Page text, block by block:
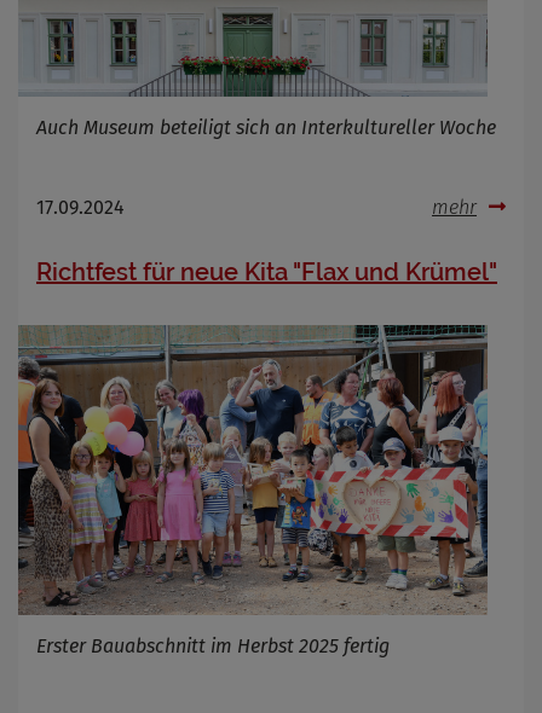
Auch Museum beteiligt sich an Interkultureller Woche
17.09.2024 mehr
Richtfest für neue Kita "Flax und Krümel"
Erster Bauabschnitt im Herbst 2025 fertig